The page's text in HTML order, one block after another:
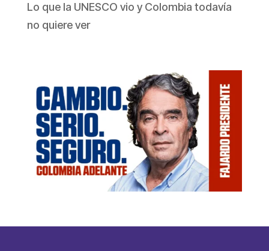
Lo que la UNESCO vio y Colombia todavía
no quiere ver